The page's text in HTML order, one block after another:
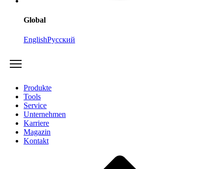
Global
EnglishРусский
Produkte
Tools
Service
Unternehmen
Karriere
Magazin
Kontakt